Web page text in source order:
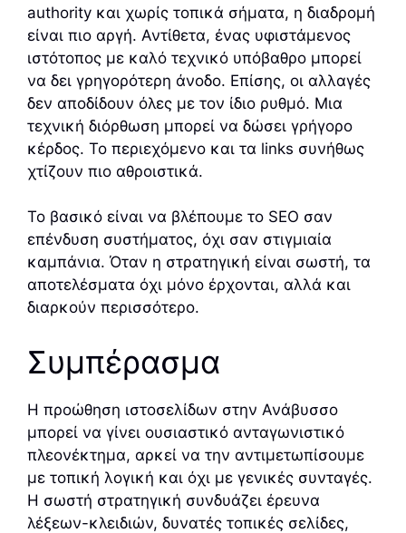
authority και χωρίς τοπικά σήματα, η διαδρομή
είναι πιο αργή. Αντίθετα, ένας υφιστάμενος
ιστότοπος με καλό τεχνικό υπόβαθρο μπορεί
να δει γρηγορότερη άνοδο. Επίσης, οι αλλαγές
δεν αποδίδουν όλες με τον ίδιο ρυθμό. Μια
τεχνική διόρθωση μπορεί να δώσει γρήγορο
κέρδος. Το περιεχόμενο και τα links συνήθως
χτίζουν πιο αθροιστικά.
Το βασικό είναι να βλέπουμε το SEO σαν
επένδυση συστήματος, όχι σαν στιγμιαία
καμπάνια. Όταν η στρατηγική είναι σωστή, τα
αποτελέσματα όχι μόνο έρχονται, αλλά και
διαρκούν περισσότερο.
Συμπέρασμα
Η προώθηση ιστοσελίδων στην Ανάβυσσο
μπορεί να γίνει ουσιαστικό ανταγωνιστικό
πλεονέκτημα, αρκεί να την αντιμετωπίσουμε
με τοπική λογική και όχι με γενικές συνταγές.
Η σωστή στρατηγική συνδυάζει έρευνα
λέξεων-κλειδιών, δυνατές τοπικές σελίδες,